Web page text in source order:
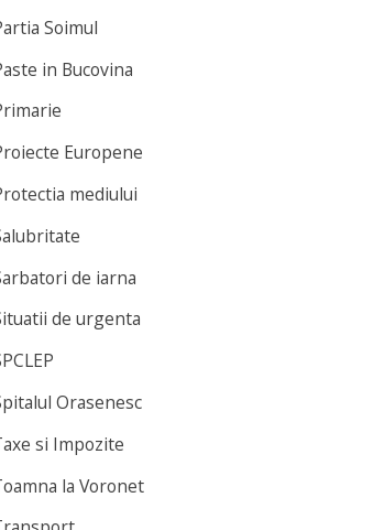
Soimul
in Bucovina
Europene
mediului
de iarna
de urgenta
Orasenesc
si Impozite
la Voronet